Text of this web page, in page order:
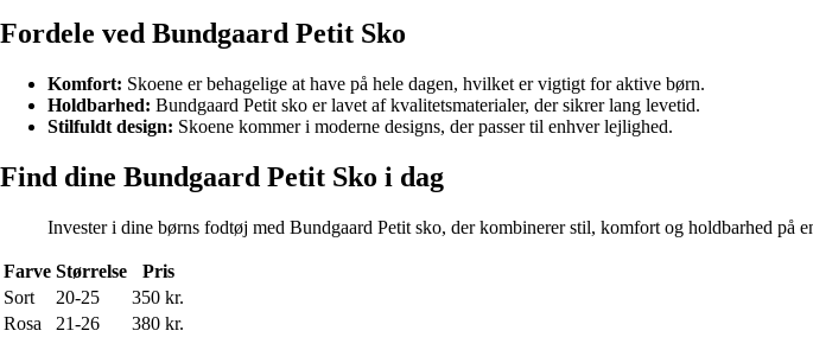
Fordele ved Bundgaard Petit Sko
Komfort: Skoene er behagelige at have på hele dagen, hvilket er vigtigt for aktive børn.
Holdbarhed: Bundgaard Petit sko er lavet af kvalitetsmaterialer, der sikrer lang levetid.
Stilfuldt design: Skoene kommer i moderne designs, der passer til enhver lejlighed.
Find dine Bundgaard Petit Sko i dag
Invester i dine børns fodtøj med Bundgaard Petit sko, der kombinerer stil, komfort og holdbarhed på
Farve Størrelse
Pris
Sort
20-25
350 kr.
Rosa
21-26
380 kr.